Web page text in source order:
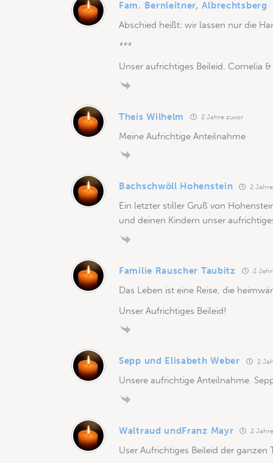
Fam. Bernleitner, Albrechtsberg
Abschied heißt: wir lassen nur die
***
Unser aufrichtiges Beileid. Cornelia
Theis Wilhelm 2 Jahre zuvor
Meine Aufrichtige Anteilnahme
Bachschwöll Hohenstein 2
Ein letzter stiller Gruß von
und deinen Kindern unser
Familie Rauscher Taubitz 2
Das Leben ist eine Reise, die
Unser Aufrichtiges Beileid!
Sepp und Elisabeth Weber 2
Unsere aufrichtige Anteilnahme.
Waltraud undFranz Mayr 2
User Aufrichtiges Beileid der ganzen